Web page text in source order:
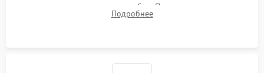
подсветки и индикаторов ошибок. Подключение тестовых
источников сигнала для выявления симптомов поломки.
Подробнее